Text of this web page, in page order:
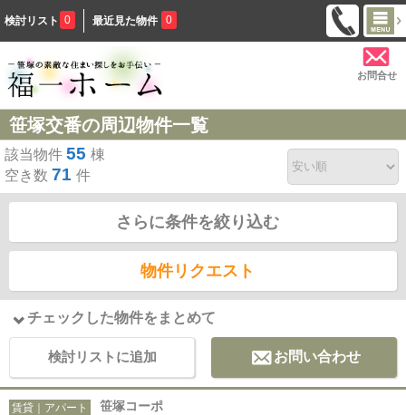
検討リスト 0 最近見た物件 0
お問合せ
笹塚交番の周辺物件一覧
該当物件 55 棟
空き数 71 件
さらに条件を絞り込む
物件リクエスト
チェックした物件をまとめて
検討リストに追加 お問い合わせ
賃貸｜アパート 笹塚コーポ